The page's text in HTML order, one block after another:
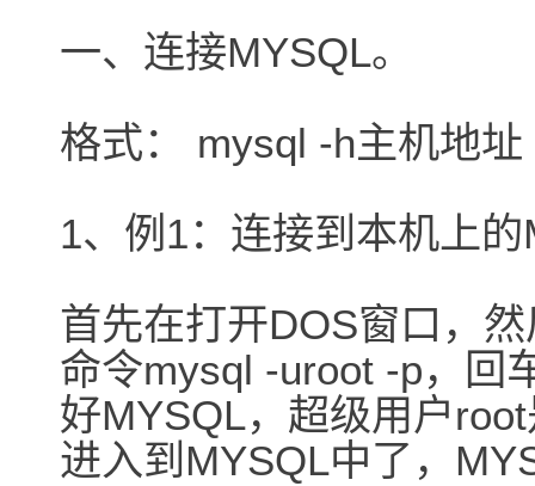
一、连接MYSQL。
格式： mysql -h主机地
1、例1：连接到本机上
首先在打开DOS窗口，
命令mysql -uroot -p，回
好MYSQL，超级用户
进入到MYSQL中了，